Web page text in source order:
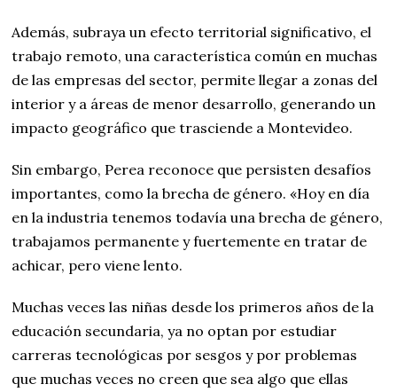
Además, subraya un efecto territorial significativo, el
trabajo remoto, una característica común en muchas
de las empresas del sector, permite llegar a zonas del
interior y a áreas de menor desarrollo, generando un
impacto geográfico que trasciende a Montevideo.
Sin embargo, Perea reconoce que persisten desafíos
importantes, como la brecha de género. «Hoy en día
en la industria tenemos todavía una brecha de género,
trabajamos permanente y fuertemente en tratar de
achicar, pero viene lento.
Muchas veces las niñas desde los primeros años de la
educación secundaria, ya no optan por estudiar
carreras tecnológicas por sesgos y por problemas
que muchas veces no creen que sea algo que ellas